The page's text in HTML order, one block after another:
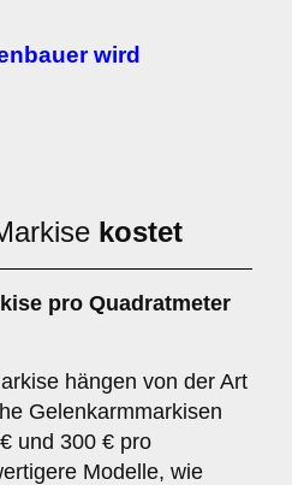
wird
kostet
pro Quadratmeter
hängen von der Art
Gelenkarmmarkisen
und 300 € pro
Modelle, wie